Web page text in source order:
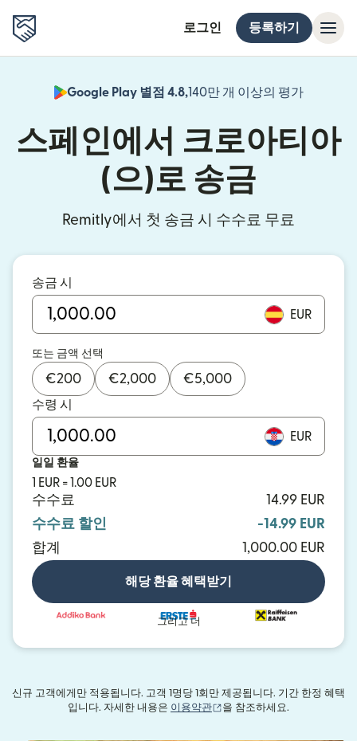
로그인 등록하기
Google Play 별점 4.8,140만 개 이상의 평가
스페인에서 크로아티아
(으)로 송금
Remitly에서 첫 송금 시 수수료 무료
송금 시
EUR
또는 금액 선택
€200 €2,000 €5,000
수령 시
EUR
일일 환율
1 EUR = 1.00 EUR
수수료
14.99 EUR
수수료 할인
-14.99 EUR
합계
1,000.00 EUR
해당 환율 혜택받기
그리고 더
신규 고객에게만 적용됩니다. 고객 1명당 1회만 제공됩니다. 기간 한정 혜택
입니다. 자세한 내용은 이용약관 (새 창에서 열림)
을 참조하세요.